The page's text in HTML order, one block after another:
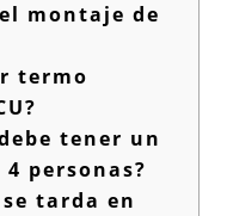
montaje de
termo
tener un
personas?
tarda en